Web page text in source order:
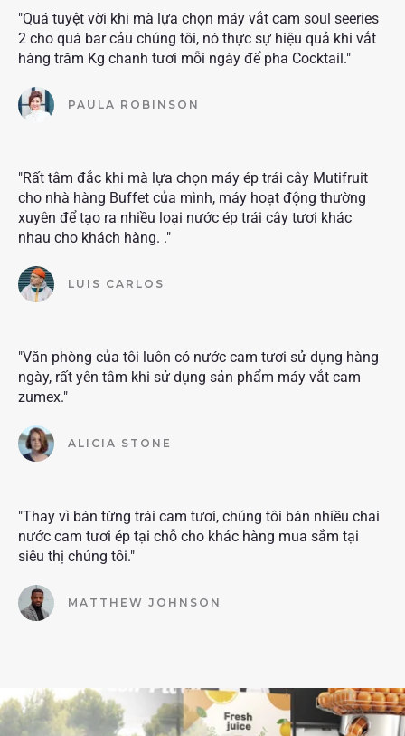
"Quá tuyệt vời khi mà lựa chọn máy vắt cam soul seeries
2 cho quá bar cảu chúng tôi, nó thực sự hiệu quả khi vắt
hàng trăm Kg chanh tươi mỗi ngày để pha Cocktail."
PAULA ROBINSON
"Rất tâm đắc khi mà lựa chọn máy ép trái cây Mutifruit
cho nhà hàng Buffet của mình, máy hoạt động thường
xuyên để tạo ra nhiều loại nước ép trái cây tươi khác
nhau cho khách hàng. ."
LUIS CARLOS
"Văn phòng của tôi luôn có nước cam tươi sử dụng hàng
ngày, rất yên tâm khi sử dụng sản phẩm máy vắt cam
zumex."
ALICIA STONE
"Thay vì bán từng trái cam tươi, chúng tôi bán nhiều chai
nước cam tươi ép tại chỗ cho khác hàng mua sắm tại
siêu thị chúng tôi."
MATTHEW JOHNSON